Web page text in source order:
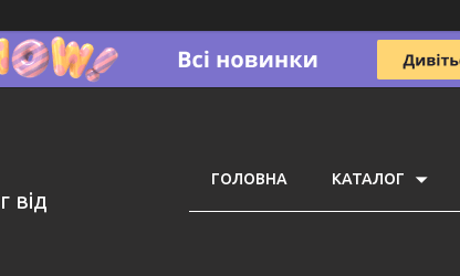
від
ГОЛОВНА КАТАЛОГ